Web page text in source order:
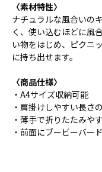
〈素材特性〉
ナチュラルな風合いの
く、使い込むほどに風
い物をはじめ、ピクニ
に持ち出せます。
〈商品仕様〉
・A4サイズ収納可能
・肩掛けしやすい長さ
・薄手で折りたたみや
・前面にブービーバー